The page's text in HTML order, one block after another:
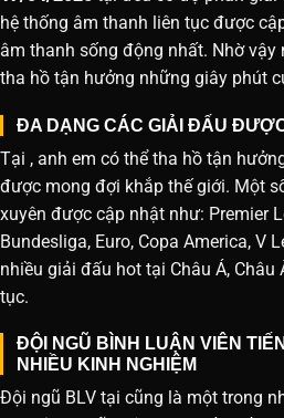
hệ thống âm thanh liên tục được
âm thanh sống động nhất. Nhờ
tha hồ tận hưởng những giây phút
ĐA DẠNG CÁC GIẢI ĐẤU
Tại , anh em có thể tha hồ tận
được mong đợi khắp thế giới. Một
xuyên được cập nhật như: Premier
Bundesliga, Euro, Copa America, V
nhiều giải đấu hot tại Châu Á,
tục.
ĐỘI NGŨ BÌNH LUẬN VIÊN
NHIỀU KINH NGHIỆM
Đội ngũ BLV tại cũng là một trong